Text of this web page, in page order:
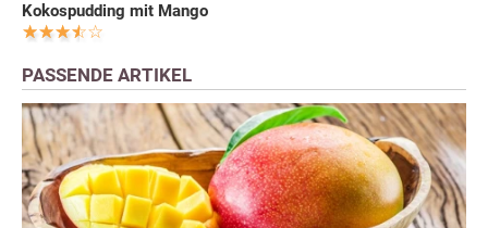
Kokospudding mit Mango
PASSENDE ARTIKEL